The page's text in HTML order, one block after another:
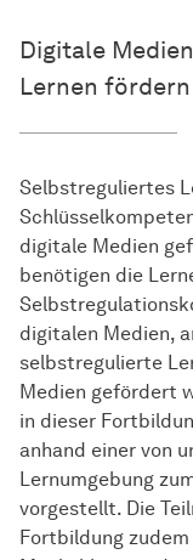
Digitale
Lernen fördern
Selbstreguliertes
digitale Medien
benötigen die
digitalen Medien,
selbstregulierte
Medien gefördert
in dieser
anhand einer von
Lernumgebung
vorgestellt. Die
Fortbildung